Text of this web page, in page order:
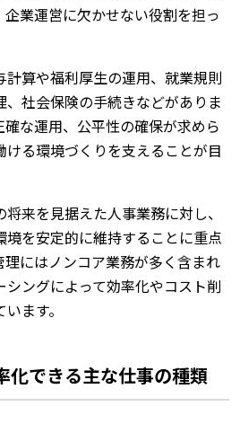
業運営に欠かせない役割を担っ
算や福利厚生の運用、就業規則
社会保険の手続きなどがありま
な運用、公平性の確保が求めら
る環境づくりを支えることが目
来を見据えた人事業務に対し、
を安定的に維持することに重点
にはノンコア業務が多く含まれ
ングによって効率化やコスト削
ます。
化できる主な仕事の種類